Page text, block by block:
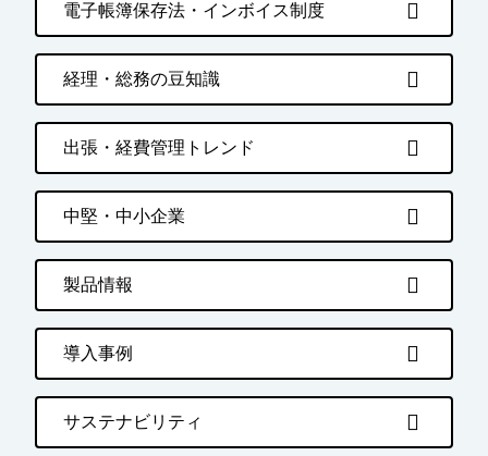
電子帳簿保存法・インボイス制度
経理・総務の豆知識
出張・経費管理トレンド
中堅・中小企業
製品情報
導入事例
サステナビリティ